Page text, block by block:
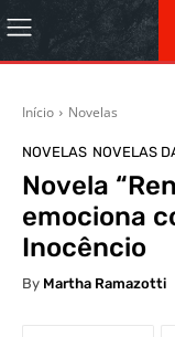
Início Novelas
NOVELAS NOVELAS
Novela
emociona
Inocêncio
By Martha Ramazotti